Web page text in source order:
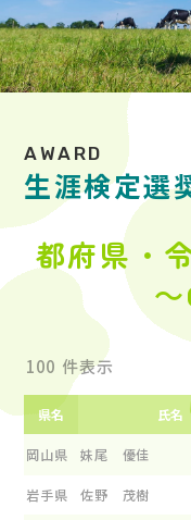
生涯検定選
都府県・
件表示
県名 氏名
岡山県 妹尾 優佳
岩手県 佐野 茂樹